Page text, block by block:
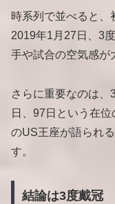
時系列で並べると、
2019年1月27日、3
手や試合の空気感が
さらに重要なのは
日、97日という在
のUS王座が語られ
す。
結論は3度戴冠